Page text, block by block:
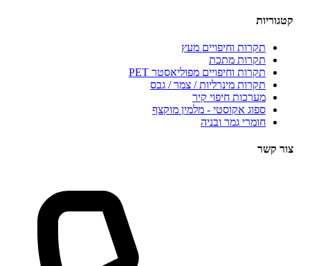
תקרות וחיפויים מעץ
תקרות מתכת
תקרות וחיפויים מפוליאסטר PET
תקרות מינרליות / צמר / גבס
מערכות חיפוי קיר
ספוג אקוסטי - מלמין מוקצף
חומרי גמר ובניה
קשר